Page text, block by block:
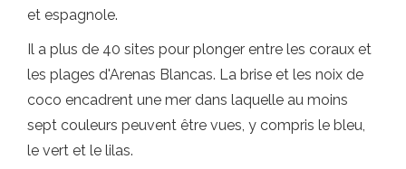
et espagnole.
Il a plus de 40 sites pour plonger entre les coraux et
les plages d'Arenas Blancas. La brise et les noix de
coco encadrent une mer dans laquelle au moins
sept couleurs peuvent être vues, y compris le bleu,
le vert et le lilas.